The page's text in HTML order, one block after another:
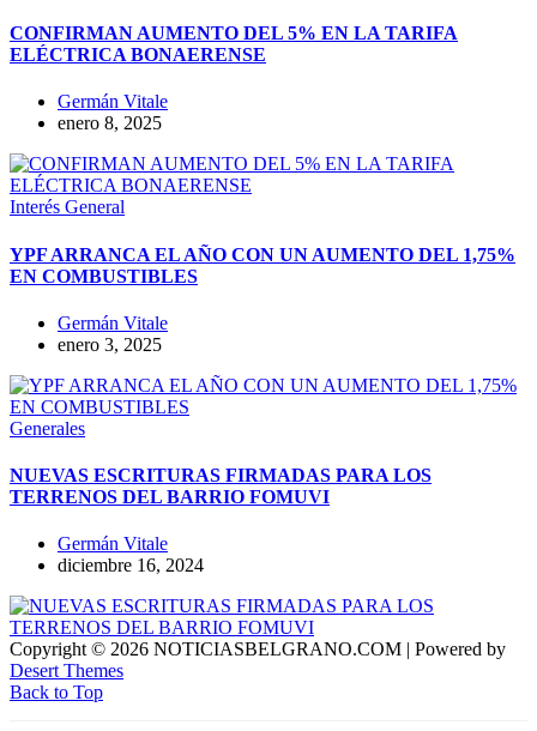
CONFIRMAN AUMENTO DEL 5% EN LA TARIFA
ELÉCTRICA BONAERENSE
Germán Vitale
enero 8, 2025
Interés General
YPF ARRANCA EL AÑO CON UN AUMENTO DEL 1,75%
EN COMBUSTIBLES
Germán Vitale
enero 3, 2025
Generales
NUEVAS ESCRITURAS FIRMADAS PARA LOS
TERRENOS DEL BARRIO FOMUVI
Germán Vitale
diciembre 16, 2024
Copyright © 2026 NOTICIASBELGRANO.COM | Powered by
Desert Themes
Back to Top